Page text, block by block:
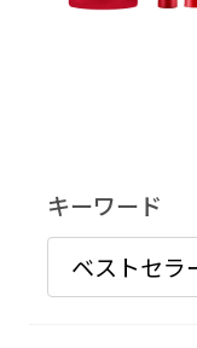
キーワード